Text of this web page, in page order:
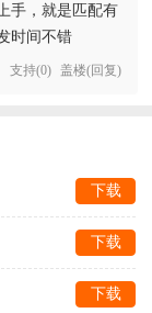
手，就是匹配有
时间不错
支持(0) 盖楼(回复)
下载
下载
下载